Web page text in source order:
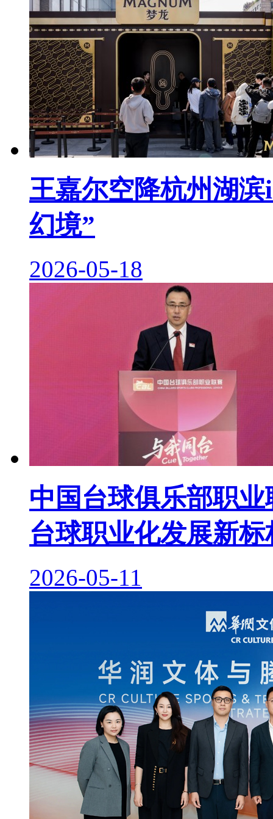
王嘉尔空降杭州湖
幻境”
2026-05-18
中国台球俱乐部职
台球职业化发展新标
2026-05-11